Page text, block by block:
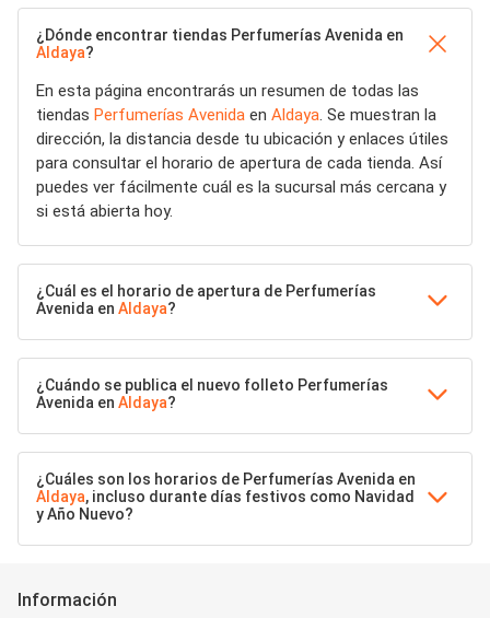
¿Dónde encontrar tiendas Perfumerías Avenida en
Aldaya?
En esta página encontrarás un resumen de todas las
tiendas Perfumerías Avenida en Aldaya. Se muestran la
dirección, la distancia desde tu ubicación y enlaces útiles
para consultar el horario de apertura de cada tienda. Así
puedes ver fácilmente cuál es la sucursal más cercana y
si está abierta hoy.
¿Cuál es el horario de apertura de Perfumerías
Avenida en Aldaya?
¿Cuándo se publica el nuevo folleto Perfumerías
Avenida en Aldaya?
¿Cuáles son los horarios de Perfumerías Avenida en
Aldaya, incluso durante días festivos como Navidad
y Año Nuevo?
Información